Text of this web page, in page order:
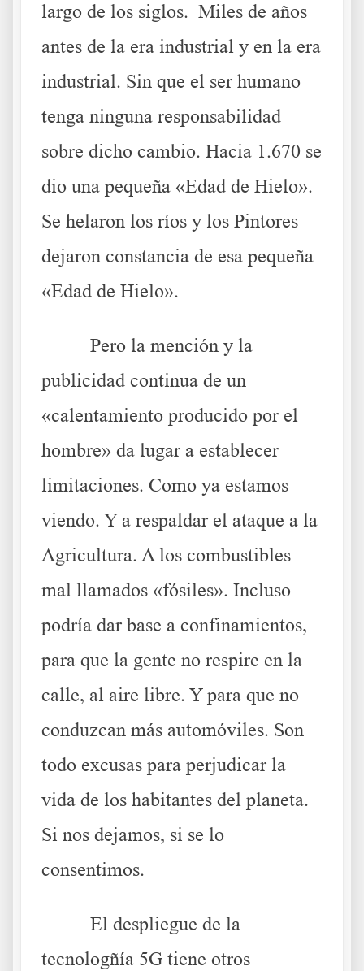
largo de los siglos. Miles de años
antes de la era industrial y en la era
industrial. Sin que el ser humano
tenga ninguna responsabilidad
sobre dicho cambio. Hacia 1.670 se
dio una pequeña «Edad de Hielo».
Se helaron los ríos y los Pintores
dejaron constancia de esa pequeña
«Edad de Hielo».
Pero la mención y la
publicidad continua de un
«calentamiento producido por el
hombre» da lugar a establecer
limitaciones. Como ya estamos
viendo. Y a respaldar el ataque a la
Agricultura. A los combustibles
mal llamados «fósiles». Incluso
podría dar base a confinamientos,
para que la gente no respire en la
calle, al aire libre. Y para que no
conduzcan más automóviles. Son
todo excusas para perjudicar la
vida de los habitantes del planeta.
Si nos dejamos, si se lo
consentimos.
El despliegue de la
tecnologñía 5G tiene otros